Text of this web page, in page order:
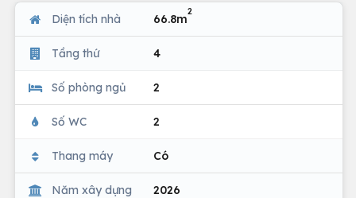
Diện tích nhà 66.8m
2
Tầng thứ 4
Số phòng ngủ 2
Số WC 2
Thang máy Có
Năm xây dựng 2026